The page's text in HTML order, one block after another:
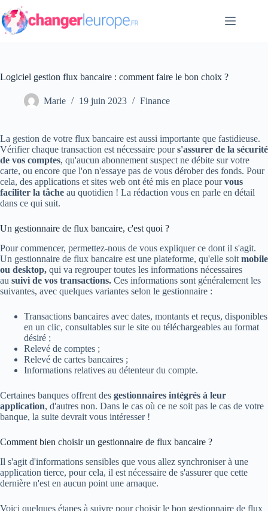
Passer
au
contenu
Logiciel gestion flux bancaire : comment faire le bon choix ?
Marie 19 juin 2023 Finance
La gestion de votre flux bancaire est aussi importante que fastidieuse.
Vérifier chaque transaction est nécessaire pours'assurer de la sécurité
de vos comptes, qu'aucun abonnement suspect ne débite sur votre
carte, ou encore que l'on n'essaye pas de vous dérober des fonds. Pour
cela, des applications et sites web ont été mis en place pourvous
faciliter la tâche au quotidien ! La rédaction vous en parle en détail
dans ce qui suit.
Un gestionnaire de flux bancaire, c'est quoi ?
Pour commencer, permettez-nous de vous expliquer ce dont il s'agit.
Un gestionnaire de flux bancaire est une plateforme, qu'elle soit mobile
ou desktop, qui va regrouper toutes les informations nécessaires
au suivi de vos transactions. Ces informations sont généralement les
suivantes, avec quelques variantes selon le gestionnaire :
Transactions bancaires avec dates, montants et reçus, disponibles
en un clic, consultables sur le site ou téléchargeables au format
désiré ;
Relevé de comptes ;
Relevé de cartes bancaires ;
Informations relatives au détenteur du compte.
Certaines banques offrent des gestionnaires intégrés à leur
application, d'autres non. Dans le cas où ce ne soit pas le cas de votre
banque, la suite devrait vous intéresser !
Comment bien choisir un gestionnaire de flux bancaire ?
Il s'agit d'informations sensibles que vous allez synchroniser à une
application tierce, pour cela, il est nécessaire de s'assurer que cette
dernière n'est en aucun point une arnaque.
Voici quelques étapes à suivre pour choisir le bon gestionnaire de flux